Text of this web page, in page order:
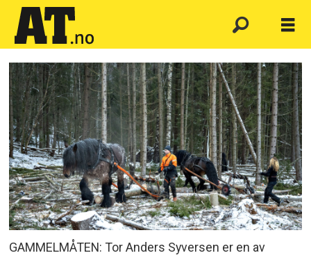
GAMMELMÅTEN: Tor Anders Syversen er en av